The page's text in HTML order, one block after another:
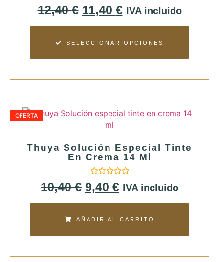
Valorado
con
0
de
12,40€ 11,40 € IVA incluido
SELECCIONAR OPCIONES
OFERTA
Thuya Solución Especial Tinte
En Crema 14 Ml
Valorado
con
0
de
10,40€ 9,40 € IVA incluido
AÑADIR AL CARRITO